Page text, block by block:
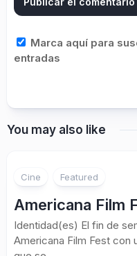
Marca aquí para
entradas
You may also like
Cine Featured
Americana Film
Identidad(es) El fin de
Americana Film Fest con